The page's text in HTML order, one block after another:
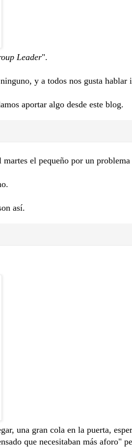
Leader".
y a todos nos gusta hablar
aportar algo desde este blog.
el pequeño por un
así.
una gran cola en la puerta,
que necesitaban más aforo"